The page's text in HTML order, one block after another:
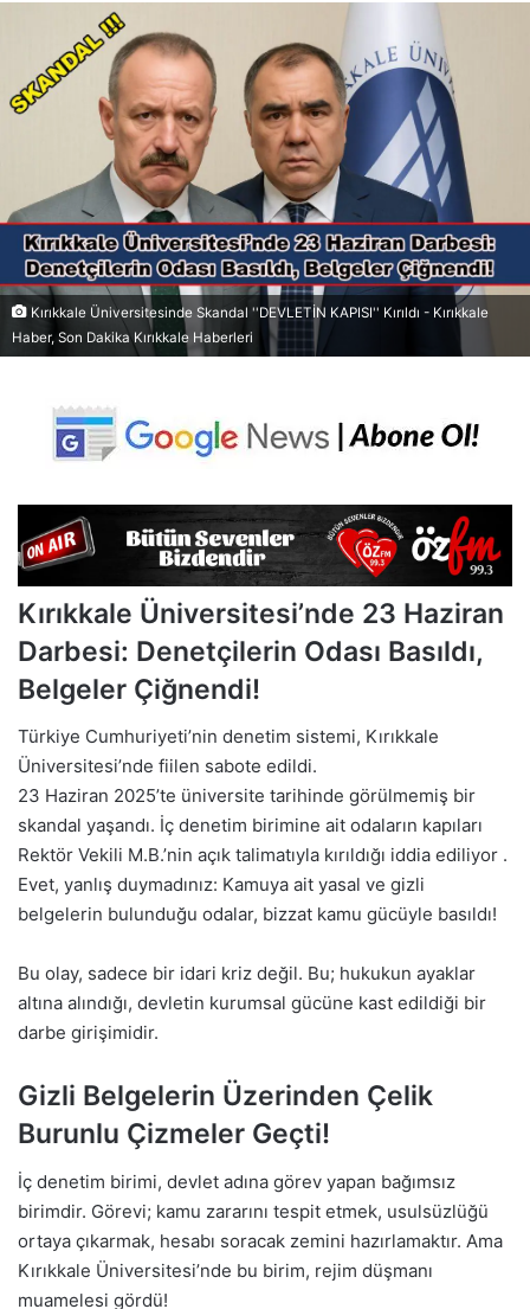
Kırıkkale Üniversitesinde Skandal ''DEVLETİN KAPISI'' Kırıldı - Kırıkkale
Haber, Son Dakika Kırıkkale Haberleri
Kırıkkale Üniversitesi’nde 23 Haziran
Darbesi: Denetçilerin Odası Basıldı,
Belgeler Çiğnendi!
Türkiye Cumhuriyeti’nin denetim sistemi, Kırıkkale
Üniversitesi’nde fiilen sabote edildi.
23 Haziran 2025’te üniversite tarihinde görülmemiş bir
skandal yaşandı. İç denetim birimine ait odaların kapıları
Rektör Vekili M.B.’nin açık talimatıyla kırıldığı iddia ediliyor .
Evet, yanlış duymadınız: Kamuya ait yasal ve gizli
belgelerin bulunduğu odalar, bizzat kamu gücüyle basıldı!
Bu olay, sadece bir idari kriz değil. Bu; hukukun ayaklar
altına alındığı, devletin kurumsal gücüne kast edildiği bir
darbe girişimidir.
Gizli Belgelerin Üzerinden Çelik
Burunlu Çizmeler Geçti!
İç denetim birimi, devlet adına görev yapan bağımsız
birimdir. Görevi; kamu zararını tespit etmek, usulsüzlüğü
ortaya çıkarmak, hesabı soracak zemini hazırlamaktır. Ama
Kırıkkale Üniversitesi’nde bu birim, rejim düşmanı
muamelesi gördü!